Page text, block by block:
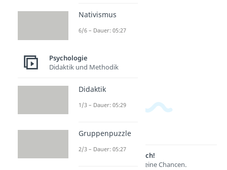
Lernen lohnt sich!
Entdecke hier deine Chancen.
Nativismus
6/6 – Dauer: 05:27
Psychologie
Didaktik und Methodik
Didaktik
1/3 – Dauer: 05:29
Gruppenpuzzle
2/3 – Dauer: 05:27